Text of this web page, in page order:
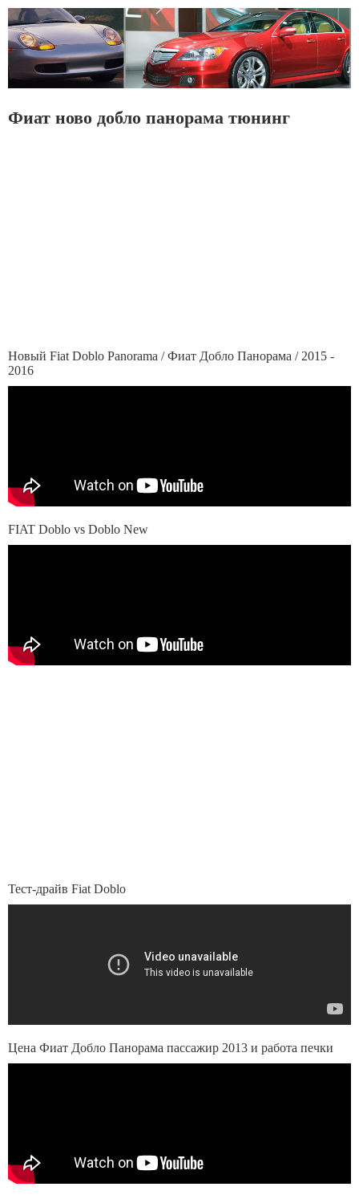
Фиат ново добло панорама тюнинг
Новый Fiat Doblo Panorama / Фиат Добло Панорама / 2015 -
2016
FIAT Doblo vs Doblo New
Тест-драйв Fiat Doblo
Цена Фиат Добло Панорама пассажир 2013 и работа печки